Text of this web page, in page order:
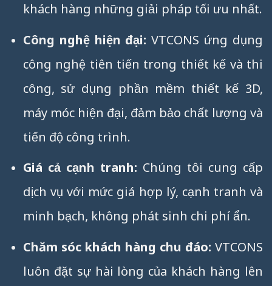
khách hàng những giải pháp tối ưu nhất.
Công nghệ hiện đại: VTCONS ứng dụng
công nghệ tiên tiến trong thiết kế và thi
công, sử dụng phần mềm thiết kế 3D,
máy móc hiện đại, đảm bảo chất lượng và
tiến độ công trình.
Giá cả cạnh tranh: Chúng tôi cung cấp
dịch vụ với mức giá hợp lý, cạnh tranh và
minh bạch, không phát sinh chi phí ẩn.
Chăm sóc khách hàng chu đáo: VTCONS
luôn đặt sự hài lòng của khách hàng lên